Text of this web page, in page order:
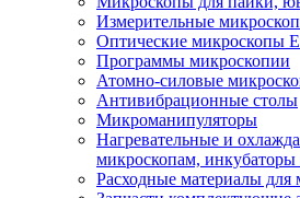
Измерительные
Оптические микроскопы
Программы микроскопии
Атомно-силовые
Антивибрационные столы
Микроманипуляторы
Нагревательные и
микроскопам, инкубаторы
Расходные материалы для